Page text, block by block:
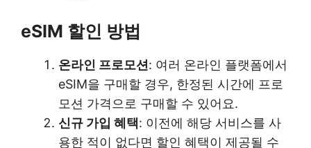
eSIM 할인 방법
온라인 프로모션 : 여러 온라인 플랫폼에서
eSIM을 구매할 경우, 한정된 시간에 프로
모션 가격으로 구매할 수 있어요.
신규 가입 혜택: 이전에 해당 서비스를 사
용한 적이 없다면 할인 혜택이 제공될 수